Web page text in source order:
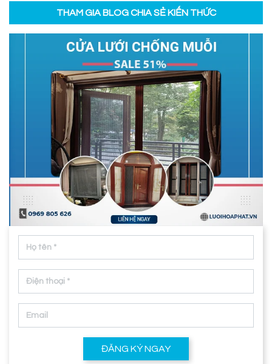
THAM GIA BLOG CHIA SẺ KIẾN THỨC
ĐĂNG KÝ NGAY